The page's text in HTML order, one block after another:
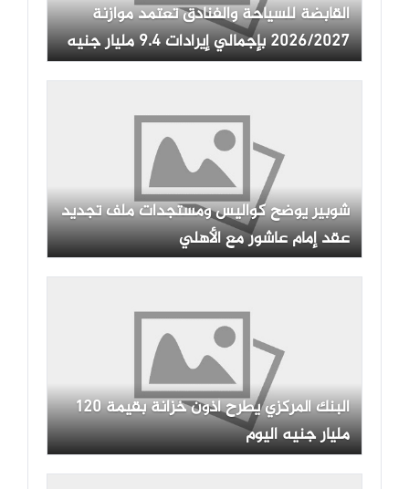
القابضة للسياحة والفنادق تعتمد موازنة
2026/2027 بإجمالي إيرادات 9.4 مليار جنيه
شوبير يوضح كواليس ومستجدات ملف تجديد
عقد إمام عاشور مع الأهلي
البنك المركزي يطرح أذون خزانة بقيمة 120
مليار جنيه اليوم